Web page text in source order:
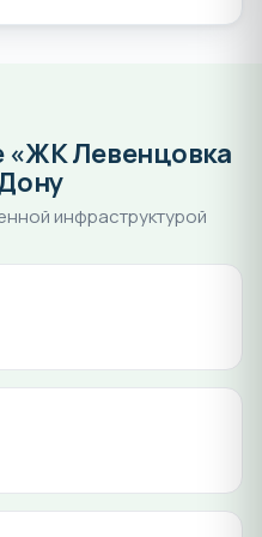
«ЖК Левенцовка
инфраструктурой